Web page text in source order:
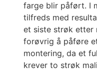
farge blir påført. I
tilfreds med
et siste strøk etter
forøvrig å påføre
montering, da et
krever to strøk